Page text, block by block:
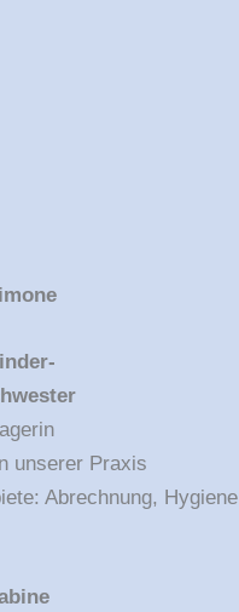
unserer Praxis
Abrechnung, Hygiene